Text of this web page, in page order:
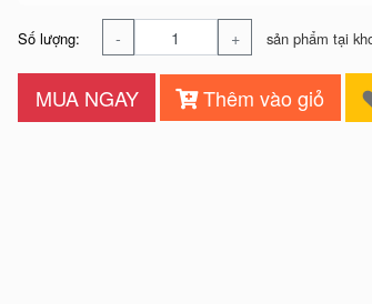
Số lượng: - + sản phẩm tại
MUA NGAY Thêm vào giỏ